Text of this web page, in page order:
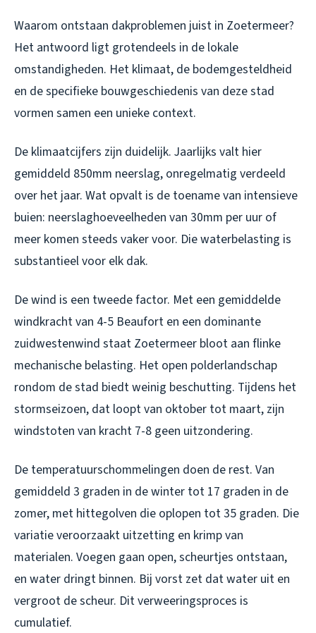
Waarom ontstaan dakproblemen juist in Zoetermeer?
Het antwoord ligt grotendeels in de lokale
omstandigheden. Het klimaat, de bodemgesteldheid
en de specifieke bouwgeschiedenis van deze stad
vormen samen een unieke context.
De klimaatcijfers zijn duidelijk. Jaarlijks valt hier
gemiddeld 850mm neerslag, onregelmatig verdeeld
over het jaar. Wat opvalt is de toename van intensieve
buien: neerslaghoeveelheden van 30mm per uur of
meer komen steeds vaker voor. Die waterbelasting is
substantieel voor elk dak.
De wind is een tweede factor. Met een gemiddelde
windkracht van 4-5 Beaufort en een dominante
zuidwestenwind staat Zoetermeer bloot aan flinke
mechanische belasting. Het open polderlandschap
rondom de stad biedt weinig beschutting. Tijdens het
stormseizoen, dat loopt van oktober tot maart, zijn
windstoten van kracht 7-8 geen uitzondering.
De temperatuurschommelingen doen de rest. Van
gemiddeld 3 graden in de winter tot 17 graden in de
zomer, met hittegolven die oplopen tot 35 graden. Die
variatie veroorzaakt uitzetting en krimp van
materialen. Voegen gaan open, scheurtjes ontstaan,
en water dringt binnen. Bij vorst zet dat water uit en
vergroot de scheur. Dit verweeringsproces is
cumulatief.